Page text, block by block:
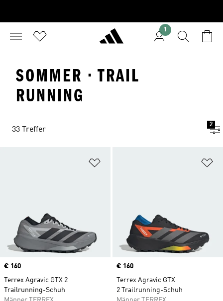
1
SOMMER · TRAIL
RUNNING
33 Treffer
2
Price
€ 160
Terrex Agravic GTX 2
Trailrunning-Schuh
Price
€ 160
Terrex Agravic GTX
2 Trailrunning-Schuh